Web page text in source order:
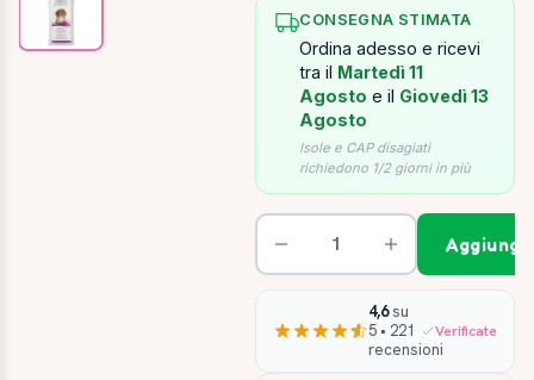
CONSEGNA STIMATA
Ordina adesso e ricevi
tra il Martedì 11
Agosto e il Giovedì 13
Agosto
Isole e CAP disagiati
richiedono 1/2 giorni in più
4,6su
5 • 221
recensioni
Verificate